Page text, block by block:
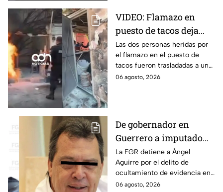
VIDEO: Flamazo en
puesto de tacos deja
dos heridos en CDMX
Las dos personas heridas por
el flamazo en el puesto de
tacos fueron trasladadas a un
hospital para recibir atención
06 agosto, 2026
De gobernador en
Guerrero a imputado
por la "Verdad
Histórica"; Así fue como
Ángel Aguirre obstruyó
La FGR detiene a Ángel
Aguirre por el delito de
ocultamiento de evidencia en
el caso Ayotzinapa. Esta es la
06 agosto, 2026